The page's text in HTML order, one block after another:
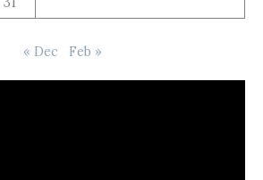
« Dec Feb »